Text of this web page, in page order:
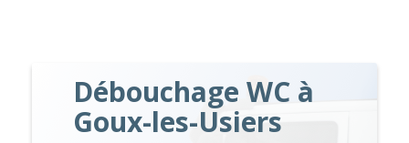
Débouchage WC à
Goux-les-Usiers